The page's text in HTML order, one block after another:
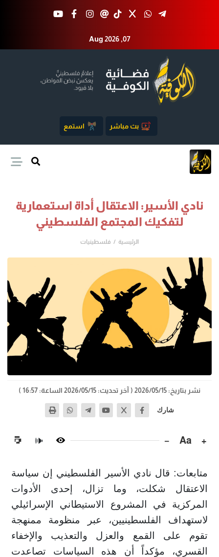
Aug 2026 ,07
بث مباشر استمع
نادي الأسير: الاعتقال أداة استعمارية
لتفكيك المجتمع الفلسطيني
الرئيسية فلسطينيات
نشر بتاريخ: 2026/05/15 ( آخر تحديث: 2026/05/15 الساعة: 16:57 )
شارك
+
Aa
−
🔊
متابعات: قال نادي الأسير الفلسطيني إن سياسة
الاعتقال شكلت، وما تزال، إحدى الأدوات
المركزية في المشروع الاستيطاني الإسرائيلي
لاستهداف الفلسطينيين، عبر منظومة ممنهجة
تقوم على القمع والعزل والتعذيب والإخفاء
القسري، مؤكداً أن هذه السياسات تصاعدت